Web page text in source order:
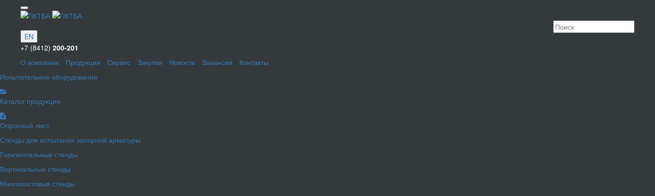
EN
+7 (8412) 200-201
О компании
Продукция Сервис Закупки Новости Вакансии
Контакты
Испытательное оборудование
Каталог продукции
Опросный лист
Стенды для испытания запорной арматуры
Горизонтальные стенды
Вертикальные стенды
Многопостовые стенды